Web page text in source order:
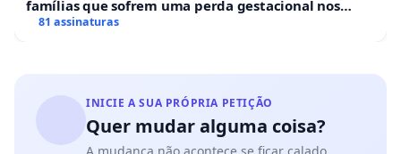
intelectual, abraçando o centro de São Paulo nas
suas diversidades e animosidades, tornando-se um
famílias que sofrem uma perda gestacional nos
hospitais portugueses
81 assinaturas
INICIE A SUA PRÓPRIA PETIÇÃO
Quer mudar alguma coisa?